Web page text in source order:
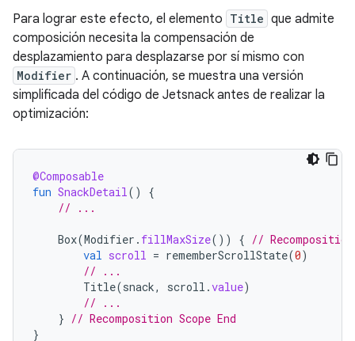
Para lograr este efecto, el elemento Title que admite
composición necesita la compensación de
desplazamiento para desplazarse por sí mismo con
Modifier . A continuación, se muestra una versión
simplificada del código de Jetsnack antes de realizar la
optimización:
@Composable
fun SnackDetail()
{
// ...
Box(Modifier . fillMaxSize()) { //
val scroll = rememberScrollState(0)
// ...
Title(snack, scroll .value)
// ...
} // Recomposition Scope End
}